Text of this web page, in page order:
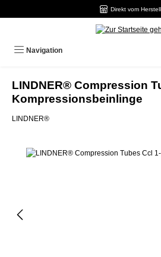
Direkt vom
Navigation
LINDNER® Compression
Kompressionsbeinlinge
LINDNER®
Bildergalerie überspringen